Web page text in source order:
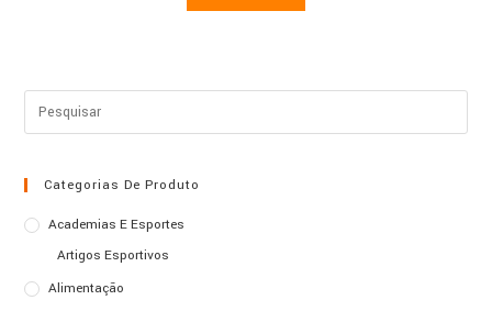
Categorias De Produto
Academias E Esportes
Artigos Esportivos
Alimentação